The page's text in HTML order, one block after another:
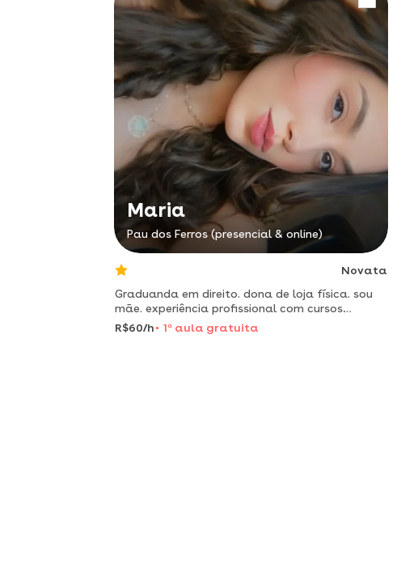
Maria
Pau dos Ferros (presencial & online)
Novata
Graduanda em direito. dona de loja física. sou
mãe. experiência profissional com cursos
administrado pelo sebrae
R$60/h 1 a aula gratuita